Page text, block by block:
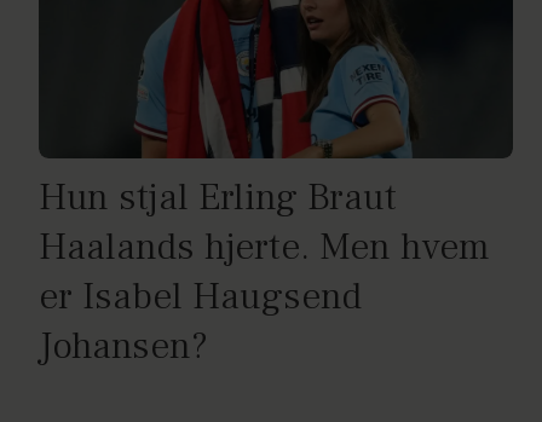
Hun stjal Erling Braut
Haalands hjerte. Men hvem
er Isabel Haugsend
Johansen?